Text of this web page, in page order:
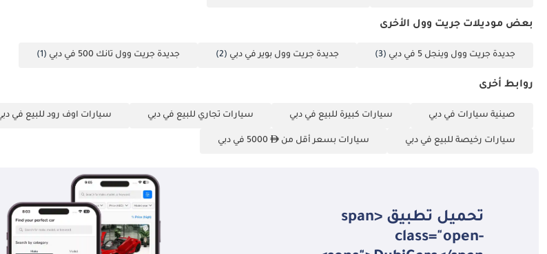
بعض موديلات جريت وول الأخرى
جديدة جريت وول وينجل 5 في دبي (3) جديدة جريت وول بوير في دبي (2) جديدة جريت وول تانك 500 في دبي (1)
روابط أخرى
صينية سيارات في دبي سيارات كبيرة للبيع في دبي سيارات تجاري للبيع في دبي سيارات اوف رود للبيع في
سيارات رخيصة للبيع في دبي سيارات بسعر أقل من 5000 في دبي
تحميل تطبيق <span
class="open-